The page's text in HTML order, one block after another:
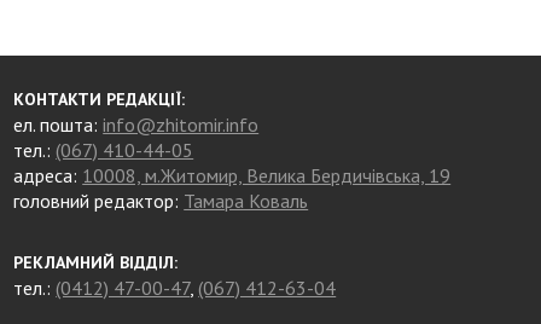
КОНТАКТИ РЕДАКЦІЇ:
ел. пошта:info@zhitomir.info
тел.: (067) 410-44-05
адреса: 10008, м.Житомир, Велика Бердичівська, 19
головний редактор: Тамара Коваль
РЕКЛАМНИЙ ВІДДІЛ:
тел.: (0412) 47-00-47, (067) 412-63-04